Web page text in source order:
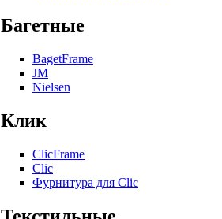
Багетные
BagetFrame
JM
Nielsen
Клик
ClicFrame
Clic
Фурнитура для Clic